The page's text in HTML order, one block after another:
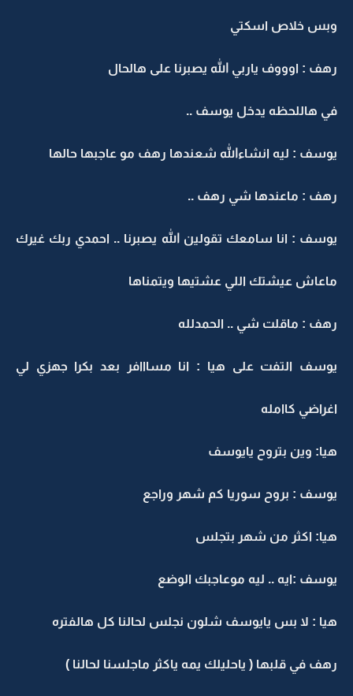
وبس خلاص اسكتي
رهف : اوووف ياربي الله يصبرنا على هالحال
في هاللحظه يدخل يوسف ..
يوسف : ليه انشاءالله شعندها رهف مو عاجبها حالها
رهف : ماعندها شي رهف ..
يوسف : انا سامعك تقولين الله يصبرنا .. احمدي ربك غيرك
ماعاش عيشتك اللي عشتيها ويتمناها
رهف : ماقلت شي .. الحمدلله
يوسف التفت على هيا : انا مسااافر بعد بكرا جهزي لي
اغراضي كاامله
هيا: وين بتروح يايوسف
يوسف : بروح سوريا كم شهر وراجع
هيا: اكثر من شهر بتجلس
يوسف :ايه .. ليه موعاجبك الوضع
هيا : لا بس يايوسف شلون نجلس لحالنا كل هالفتره
رهف في قلبها ( ياحليلك يمه ياكثر ماجلسنا لحالنا )